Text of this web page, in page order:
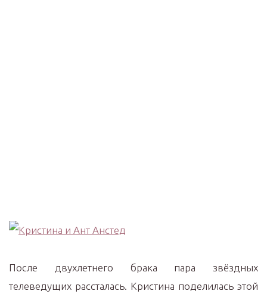
После двухлетнего брака пара звёздных
телеведущих рассталась. Кристина поделилась этой